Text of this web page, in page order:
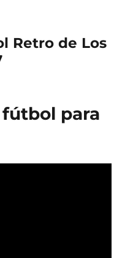
Retro de Los
para